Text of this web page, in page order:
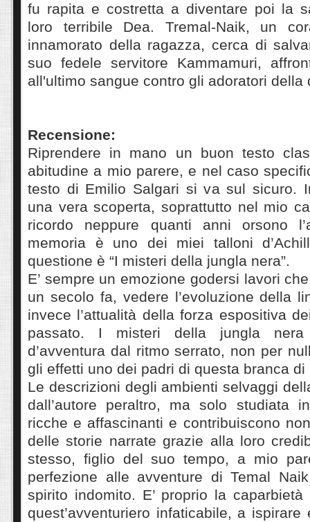
fu rapita e costretta a diventare poi la
loro terribile Dea. Tremal-Naik, un
innamorato della ragazza, cerca di
suo fedele servitore Kammamuri,
all'ultimo sangue contro gli adoratori della
Recensione:
Riprendere in mano un buon testo
abitudine a mio parere, e nel caso
testo di Emilio Salgari si va sul sicuro.
una vera scoperta, soprattutto nel mio
ricordo neppure quanti anni orsono
memoria è uno dei miei talloni
questione è “I misteri della jungla nera”.
E’ sempre un emozione godersi lavori
un secolo fa, vedere l’evoluzione della
invece l’attualità della forza espositiva
passato. I misteri della jungla
d’avventura dal ritmo serrato, non per
gli effetti uno dei padri di questa branca di
Le descrizioni degli ambienti selvaggi
dall’autore peraltro, ma solo studiata
ricche e affascinanti e contribuiscono
delle storie narrate grazie alla loro
stesso, figlio del suo tempo, a mio
perfezione alle avventure di Temal
spirito indomito. E’ proprio la caparbietà
quest’avventuriero infaticabile, a ispirare